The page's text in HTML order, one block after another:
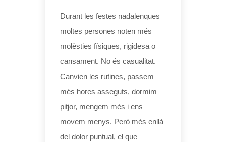
Durant les festes nadalenques
moltes persones noten més
molèsties físiques, rigidesa o
cansament. No és casualitat.
Canvien les rutines, passem
més hores asseguts, dormim
pitjor, mengem més i ens
movem menys. Però més enllà
del dolor puntual, el que